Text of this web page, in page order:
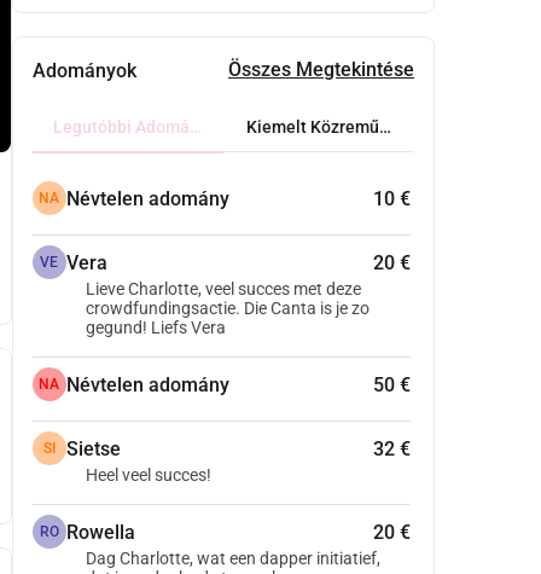
Adományok Összes Megtekintése
Legutóbbi Adományok Kiemelt Közreműködők
NA Névtelen adomány 10 €
VE Vera 20 €
Lieve Charlotte, veel succes met deze
crowdfundingsactie. Die Canta is je zo
gegund! Liefs Vera
NA Névtelen adomány 50 €
SI Sietse 32 €
Heel veel succes!
RO Rowella 20 €
Dag Charlotte, wat een dapper initiatief,